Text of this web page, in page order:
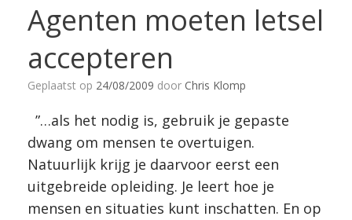
Agenten moeten letsel
accepteren
Geplaatst op 24/08/2009 door Chris Klomp
”…als het nodig is, gebruik je gepaste
dwang om mensen te overtuigen.
Natuurlijk krijg je daarvoor eerst een
uitgebreide opleiding. Je leert hoe je
mensen en situaties kunt inschatten. En op